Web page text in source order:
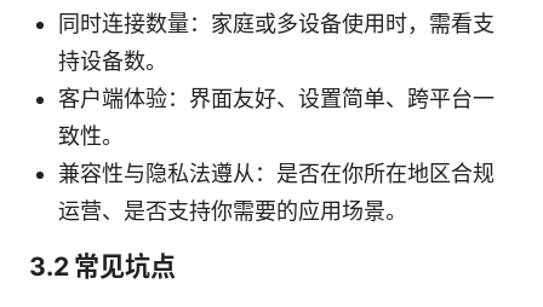
同时连接数量：家庭或多设备使用时，需看支
持设备数。
客户端体验：界面友好、设置简单、跨平台一
致性。
兼容性与隐私法遵从：是否在你所在地区合规
运营、是否支持你需要的应用场景。
3.2 常见坑点